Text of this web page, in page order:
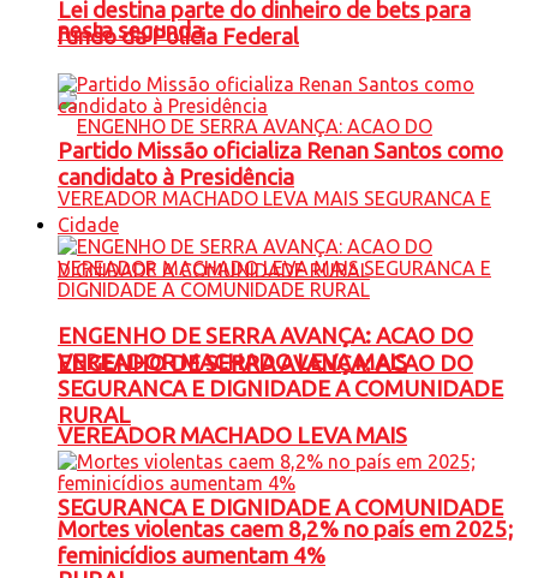
nesta segunda
ENGENHO DE SERRA AVANÇA: ACAO DO
VEREADOR MACHADO LEVA MAIS
SEGURANCA E DIGNIDADE A COMUNIDADE
Lei destina parte do dinheiro de bets para
fundo da Polícia Federal
Partido Missão oficializa Renan Santos como
candidato à Presidência
Cidade
ENGENHO DE SERRA AVANÇA: ACAO DO
VEREADOR MACHADO LEVA MAIS
SEGURANCA E DIGNIDADE A COMUNIDADE
RURAL
Mortes violentas caem 8,2% no país em 2025;
feminicídios aumentam 4%